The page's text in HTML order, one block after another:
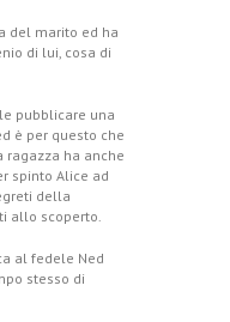
del marito ed ha
di lui, cosa di
pubblicare una
è per questo che
ragazza ha anche
spinto Alice ad
della
allo scoperto.
al fedele Ned
stesso di